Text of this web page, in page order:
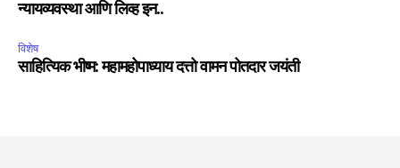
न्यायव्यवस्था आणि लिव्ह इन..
विशेष
साहित्यिक भीष्म: महामहोपाध्याय दत्तो वामन पोतदार जयंती